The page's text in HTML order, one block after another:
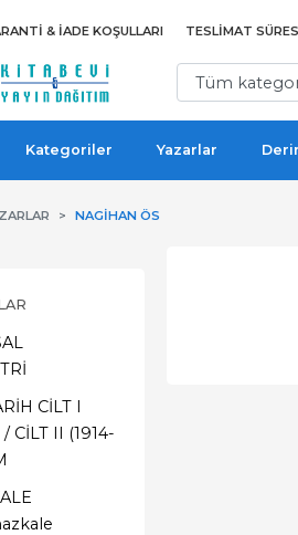
& İADE KOŞULLARI TESLIMAT
Kategoriler Yazarlar
NAGIHAN ÖS
CİLT I
CİLT II (1914-